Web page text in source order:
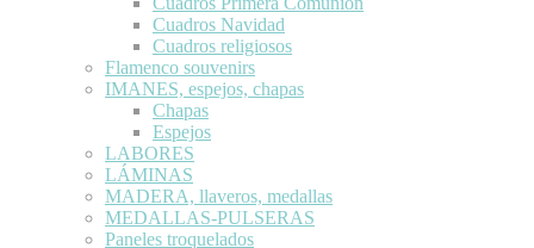
Cuadros Navidad
Cuadros religiosos
Flamenco souvenirs
IMANES, espejos, chapas
Chapas
Espejos
LABORES
LÁMINAS
MADERA, llaveros, medallas
MEDALLAS-PULSERAS
Paneles troquelados